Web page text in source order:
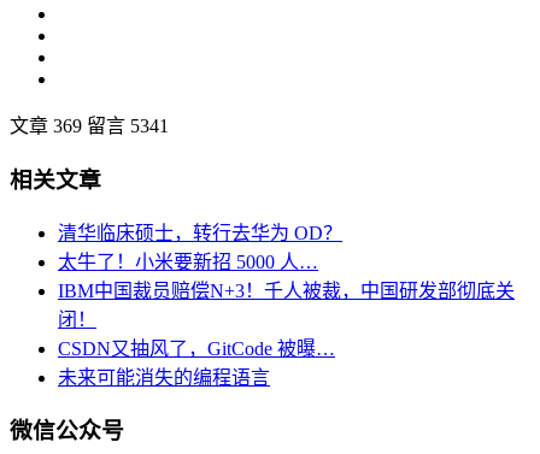
文章 369 留言 5341
相关文章
清华临床硕士，转行去华为 OD？
太牛了！小米要新招 5000 人…
IBM中国裁员赔偿N+3！千人被裁，中国研发部彻底关
闭！
CSDN又抽风了，GitCode 被曝…
未来可能消失的编程语言
微信公众号